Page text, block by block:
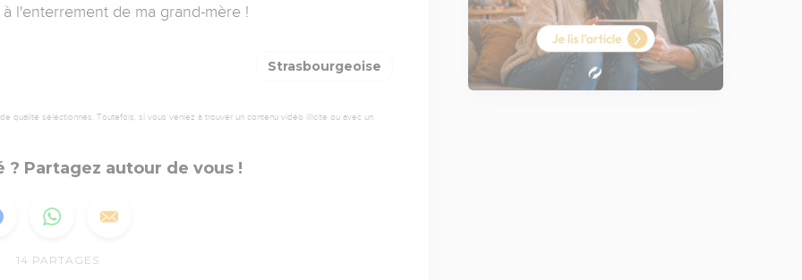
l'enterrement de ma grand-mère !
Strasbourgeoise
qualité sélectionnés. Toutefois, si vous veniez à trouver un contenu vidéo illicite ou avec un
? Partagez autour de vous !
14 PARTAGES